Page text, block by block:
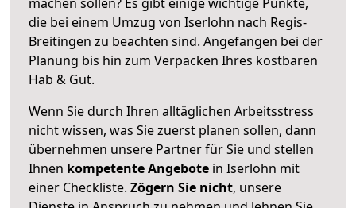
die bei einem Umzug von Iserlohn nach Regis-
Breitingen zu beachten sind. Angefangen bei der
Planung bis hin zum Verpacken Ihres kostbaren
Hab & Gut.
Wenn Sie durch Ihren alltäglichen Arbeitsstress
nicht wissen, was Sie zuerst planen sollen, dann
übernehmen unsere Partner für Sie und stellen
Ihnen kompetente Angebote in Iserlohn mit
einer Checkliste. Zögern Sie nicht, unsere